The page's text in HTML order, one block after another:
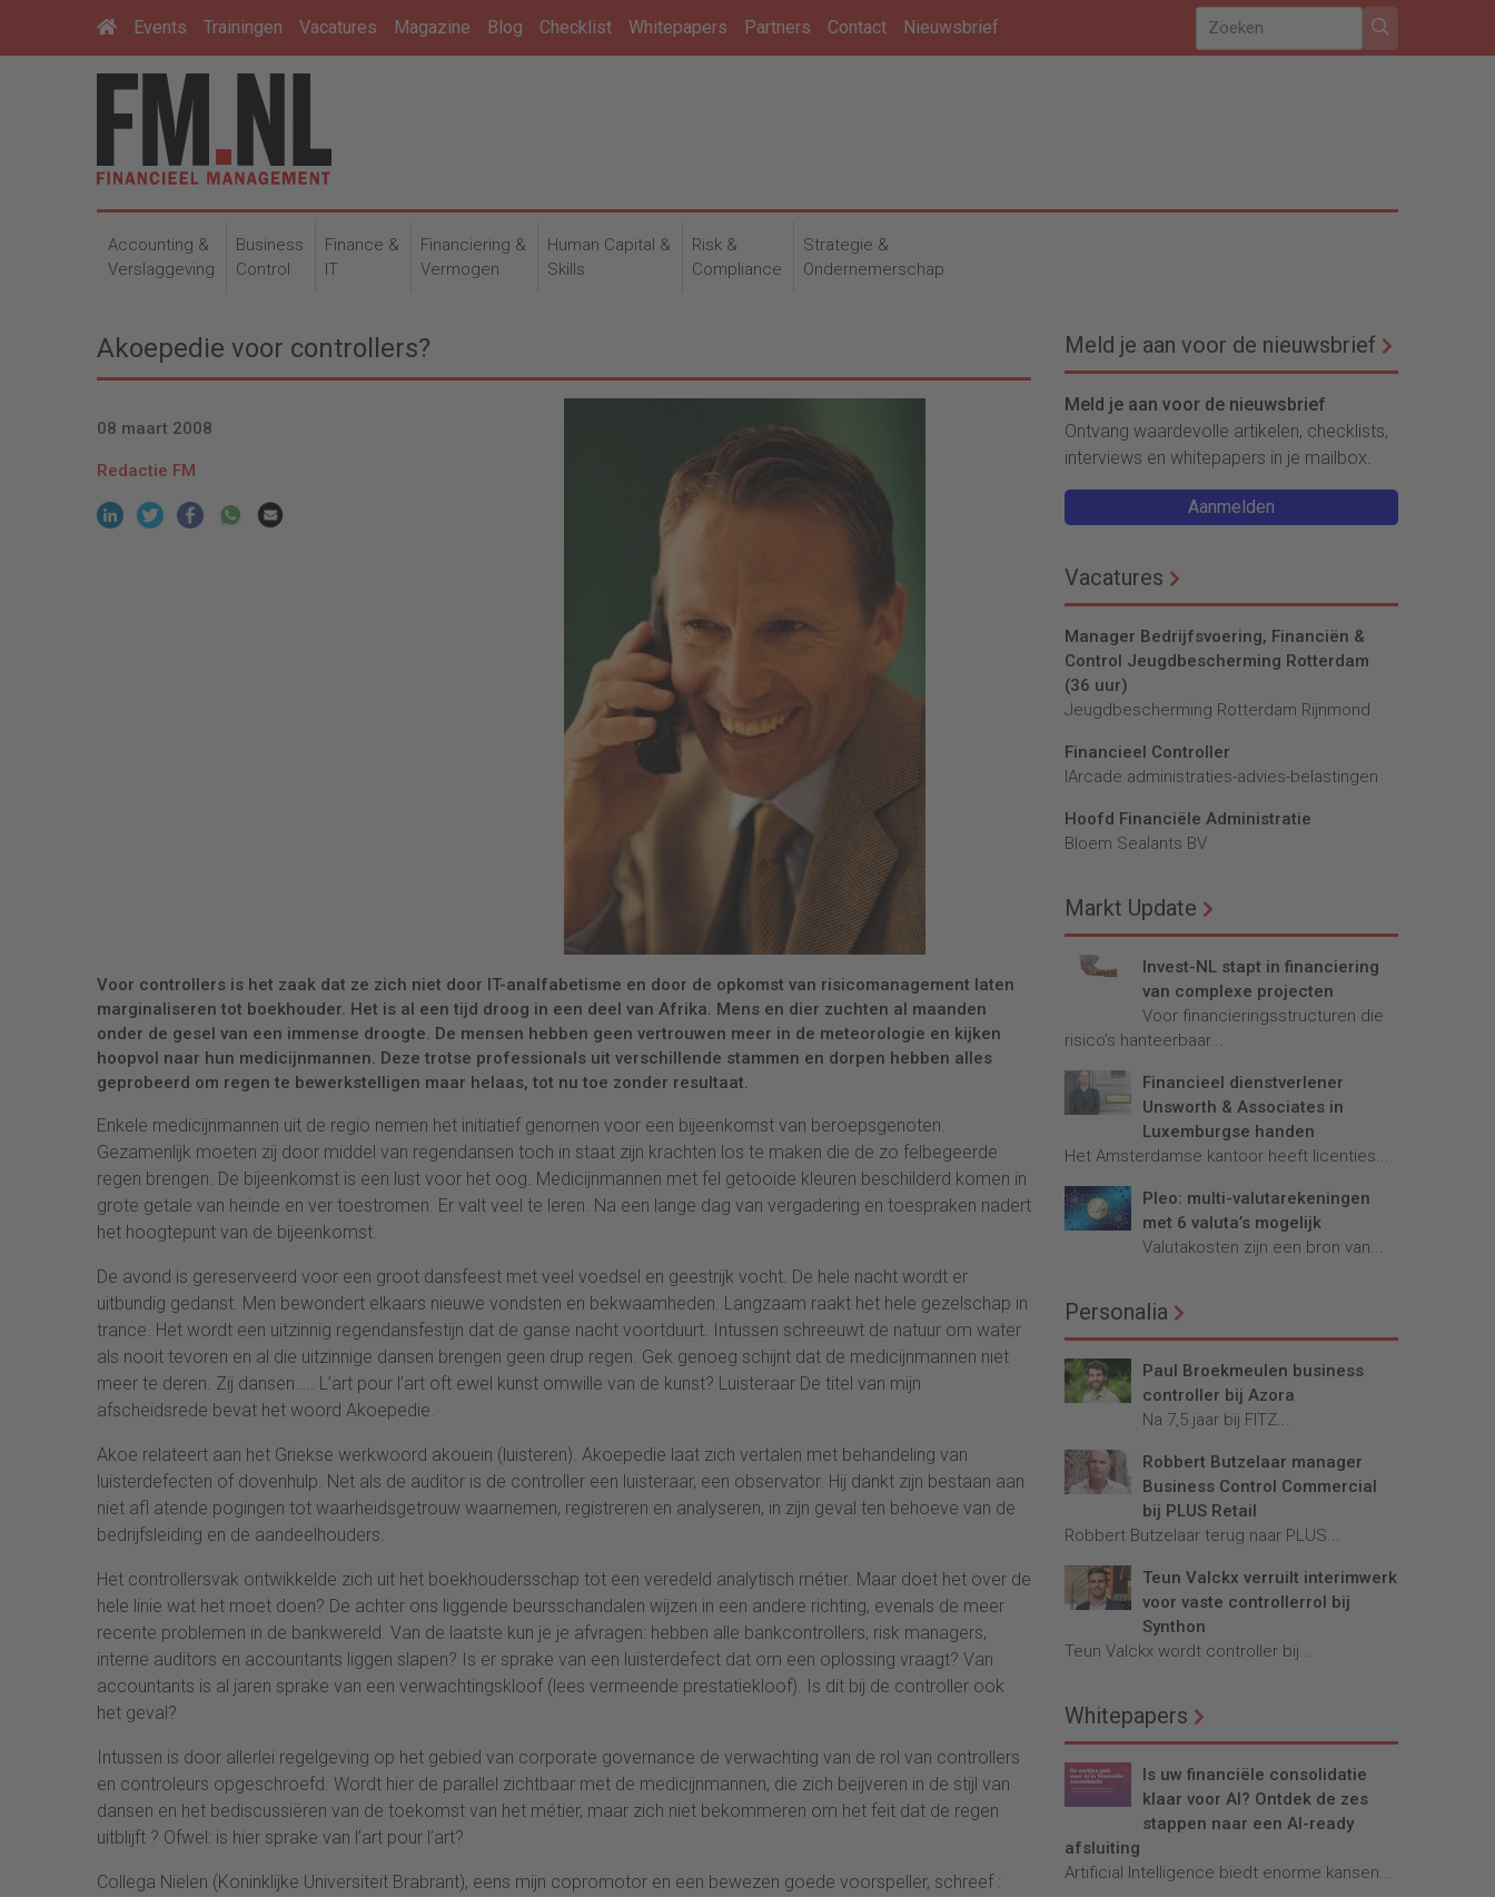
Events Trainingen Vacatures Magazine Blog Checklist Whitepapers Partners Contact Nieuwsbrief
Accounting &
Verslaggeving
Business
Control
Finance &
IT
Financiering &
Vermogen
Human Capital &
Skills
Risk &
Compliance
Strategie &
Ondernemerschap
Akoepedie voor controllers?
08 maart 2008
Redactie FM
Voor controllers is het zaak dat ze zich niet door IT-analfabetisme en door de opkomst van risicomanagement laten
marginaliseren tot boekhouder. Het is al een tijd droog in een deel van Afrika. Mens en dier zuchten al maanden
onder de gesel van een immense droogte. De mensen hebben geen vertrouwen meer in de meteorologie en kijken
hoopvol naar hun medicijnmannen. Deze trotse professionals uit verschillende stammen en dorpen hebben alles
geprobeerd om regen te bewerkstelligen maar helaas, tot nu toe zonder resultaat.
Enkele medicijnmannen uit de regio nemen het initiatief genomen voor een bijeenkomst van beroepsgenoten.
Gezamenlijk moeten zij door middel van regendansen toch in staat zijn krachten los te maken die de zo felbegeerde
regen brengen. De bijeenkomst is een lust voor het oog. Medicijnmannen met fel getooide kleuren beschilderd komen in
grote getale van heinde en ver toestromen. Er valt veel te leren. Na een lange dag van vergadering en toespraken nadert
het hoogtepunt van de bijeenkomst.
De avond is gereserveerd voor een groot dansfeest met veel voedsel en geestrijk vocht. De hele nacht wordt er
uitbundig gedanst. Men bewondert elkaars nieuwe vondsten en bekwaamheden. Langzaam raakt het hele gezelschap in
trance. Het wordt een uitzinnig regendansfestijn dat de ganse nacht voortduurt. Intussen schreeuwt de natuur om water
als nooit tevoren en al die uitzinnige dansen brengen geen drup regen. Gek genoeg schijnt dat de medicijnmannen niet
meer te deren. Zij dansen….. L’art pour l’art oft ewel kunst omwille van de kunst? Luisteraar De titel van mijn
afscheidsrede bevat het woord Akoepedie.
Akoe relateert aan het Griekse werkwoord akouein (luisteren). Akoepedie laat zich vertalen met behandeling van
luisterdefecten of dovenhulp. Net als de auditor is de controller een luisteraar, een observator. Hij dankt zijn bestaan aan
niet afl atende pogingen tot waarheidsgetrouw waarnemen, registreren en analyseren, in zijn geval ten behoeve van de
bedrijfsleiding en de aandeelhouders.
Het controllersvak ontwikkelde zich uit het boekhoudersschap tot een veredeld analytisch métier. Maar doet het over de
hele linie wat het moet doen? De achter ons liggende beursschandalen wijzen in een andere richting, evenals de meer
recente problemen in de bankwereld. Van de laatste kun je je afvragen: hebben alle bankcontrollers, risk managers,
interne auditors en accountants liggen slapen? Is er sprake van een luisterdefect dat om een oplossing vraagt? Van
accountants is al jaren sprake van een verwachtingskloof (lees vermeende prestatiekloof). Is dit bij de controller ook
het geval?
Intussen is door allerlei regelgeving op het gebied van corporate governance de verwachting van de rol van controllers
en controleurs opgeschroefd. Wordt hier de parallel zichtbaar met de medicijnmannen, die zich beijveren in de stijl van
dansen en het bediscussiëren van de toekomst van het métier, maar zich niet bekommeren om het feit dat de regen
uitblijft ? Ofwel: is hier sprake van l’art pour l’art?
Collega Nielen (Koninklijke Universiteit Brabrant), eens mijn copromotor en een bewezen goede voorspeller, schreef :
Meld je aan voor de nieuwsbrief
Meld je aan voor de nieuwsbrief
Ontvang waardevolle artikelen, checklists,
interviews en whitepapers in je mailbox.
Aanmelden
Vacatures
Manager Bedrijfsvoering, Financiën &
Control Jeugdbescherming Rotterdam
(36 uur)
Jeugdbescherming Rotterdam Rijnmond
Financieel Controller
lArcade administraties-advies-belastingen
Hoofd Financiële Administratie
Bloem Sealants BV
Markt Update
Invest-NL stapt in financiering
van complexe projecten
Voor financieringsstructuren die
risico’s hanteerbaar...
Financieel dienstverlener
Unsworth & Associates in
Luxemburgse handen
Het Amsterdamse kantoor heeft licenties...
Pleo: multi-valutarekeningen
met 6 valuta’s mogelijk
Valutakosten zijn een bron van...
Personalia
Paul Broekmeulen business
controller bij Azora
Na 7,5 jaar bij FITZ...
Robbert Butzelaar manager
Business Control Commercial
bij PLUS Retail
Robbert Butzelaar terug naar PLUS...
Teun Valckx verruilt interimwerk
voor vaste controllerrol bij
Synthon
Teun Valckx wordt controller bij...
Whitepapers
Is uw financiële consolidatie
klaar voor AI? Ontdek de zes
stappen naar een AI-ready
afsluiting
Artificial Intelligence biedt enorme kansen...